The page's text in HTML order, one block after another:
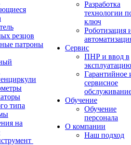
резцов
патроны
типа
на
Разработка
технологии
ключ
Роботизация
Сервис
ПНР и ввод в
эксплуатацию
Гарантийное
сервисное
Обучение
Обучение
персонала
О компании
Наш подход